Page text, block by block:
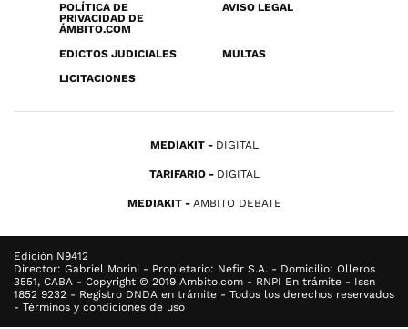
POLÍTICA DE
PRIVACIDAD DE
ÁMBITO.COM
AVISO LEGAL
EDICTOS JUDICIALES
MULTAS
LICITACIONES
MEDIAKIT DIGITAL
TARIFARIO DIGITAL
MEDIAKIT AMBITO DEBATE
Edición N9412
Director: Gabriel Morini - Propietario: Nefir S.A. - Domicilio: Olleros
3551, CABA - Copyright © 2019 Ambito.com - RNPI En trámite - Issn
1852 9232 - Registro DNDA en trámite - Todos los derechos reservados
- Términos y condiciones de uso